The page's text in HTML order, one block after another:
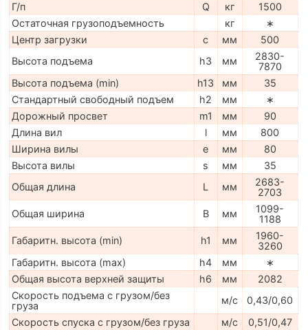
Г/п
Q кг
1500
Остаточная грузоподъемность
кг
∗
Центр загрузки
c мм
500
Высота подъема
h3 мм
2830-
7870
Высота подъема (min)
h13 мм
35
Стандартный свободный подъем
h2 мм
∗
Дорожный просвет
m1 мм
90
Длина вил
l мм
800
Ширина вилы
e мм
80
Высота вилы
s мм
35
Общая длина
L мм
2683-
2703
Общая ширина
B мм
1099-
1188
Габаритн. высота (min)
h1 мм
1960-
3260
Габаритн. высота (max)
h4 мм
∗
Общая высота верхней защиты
h6 мм
2082
Скорость подъема с грузом/без
груза
м/с
0,43/0,60
Скорость спуска с грузом/без груза
м/с
0,51/0,47